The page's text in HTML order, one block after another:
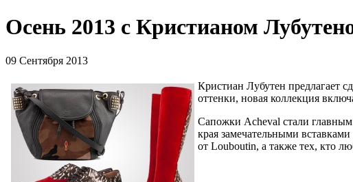
Осень 2013 с Кристианом
09 Сентября 2013
Кристиан Лубутен предлагает
оттенки, новая коллекция
Сапожки Acheval стали
края замечательными
от Louboutin, а также тех, кто